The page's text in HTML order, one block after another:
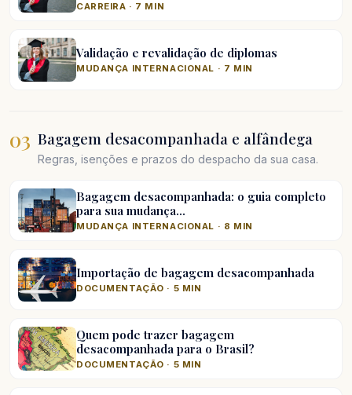
CARREIRA · 7 MIN
Validação e revalidação de diplomas
MUDANÇA INTERNACIONAL · 7 MIN
03 Bagagem desacompanhada e alfândega
Regras, isenções e prazos do despacho da sua casa.
Bagagem desacompanhada: o guia completo
para sua mudança…
MUDANÇA INTERNACIONAL · 8 MIN
Importação de bagagem desacompanhada
DOCUMENTAÇÃO · 5 MIN
Quem pode trazer bagagem
desacompanhada para o Brasil?
DOCUMENTAÇÃO · 5 MIN